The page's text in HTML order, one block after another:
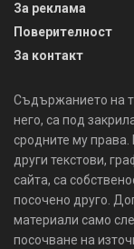
За реклама
Поверителност
За контакт
Съдържанието на
него, са под
сродните му
други текстови,
сайта, са
посочено друго.
материали само
посочване на